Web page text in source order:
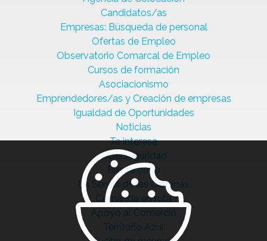
Candidatos/as
Empresas: Búsqueda de personal
Ofertas de Empleo
Observatorio Comarcal de Empleo
Cursos de formación
Asociacionismo
Emprendedores/as y Creación de empresas
Igualdad de Oportunidades
Noticias
Te interesa
Ciberseguridad
Bierzo 2030
La Senda de las Cantinas
Comanda en ruta
Apoyo al Comercio
Territorio Azul